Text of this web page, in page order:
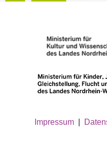
Impressum